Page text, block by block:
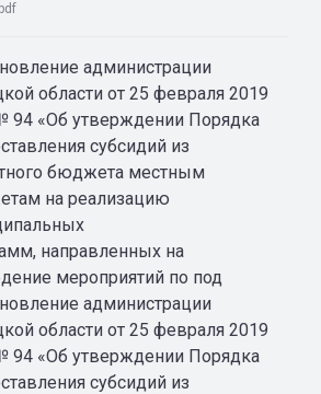
pdf
администрации
области от 25 февраля 2019
94 «Об утверждении Порядка
субсидий из
бюджета местным
на реализацию
направленных на
мероприятий по под
администрации
области от 25 февраля 2019
94 «Об утверждении Порядка
субсидий из